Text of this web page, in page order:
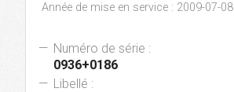
Année de mise en service : 2009-07-08
Numéro de série :
0936+0186
Libellé :